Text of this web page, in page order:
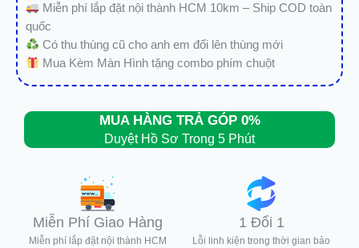
Miễn phí lắp đặt nội thành HCM 10km – Ship COD toàn
quốc
Có thu thùng cũ cho anh em đổi lên thùng mới
Mua Kèm Màn Hình tặng combo phím chuột
MUA HÀNG TRẢ GÓP 0%
Duyệt Hồ Sơ Trong 5 Phút
Miễn Phí Giao Hàng
Miễn phí lắp đặt nội thành HCM
1 Đổi 1
Lỗi linh kiện trong thời gian bảo